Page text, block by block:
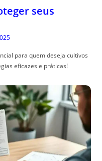
seus
para quem deseja cultivos
eficazes e práticas!